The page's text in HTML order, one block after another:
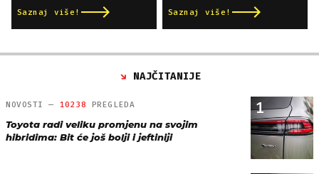
Saznaj više! Saznaj više!
NAJČITANIJE
1
NOVOSTI — 10238 PREGLEDA
Toyota radi veliku promjenu na svojim
hibridima: Bit će još bolji i jeftiniji